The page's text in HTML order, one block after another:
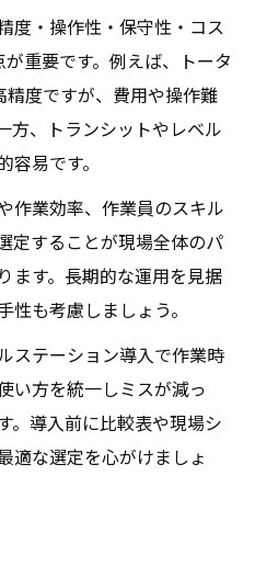
度・操作性・保守性・コス
重要です。例えば、トータ
精度ですが、費用や操作難
方、トランシットやレベル
易です。
作業効率、作業員のスキル
定することが現場全体のパ
ます。長期的な運用を見据
も考慮しましょう。
ステーション導入で作業時
い方を統一しミスが減っ
。導入前に比較表や現場シ
適な選定を心がけましょ